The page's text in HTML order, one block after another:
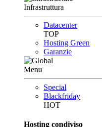
Infrastruttura
Datacenter
TOP
Hosting Green
Garanzie
Menu
Special
Blackfriday
HOT
Hosting condiviso